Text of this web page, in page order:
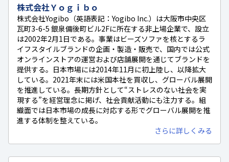
株式会社Ｙｏｇｉｂｏ
株式会社Yogibo（英語表記：Yogibo Inc.）は大阪市中央区
瓦町3-6-5 銀泉備後町ビル2Fに所在する非上場企業で、設立
は2002年2月1日である。事業はビーズソファを核とするラ
イフスタイルブランドの企画・製造・販売で、国内では公式
オンラインストアの運営および店舗展開を通じてブランドを
提供する。日本市場には2014年11月に初上陸し、以降拡大
している。2021年末には米国本社を買収し、グローバル展開
を推進している。長期方針として“ストレスのない社会を実
現する”を経営理念に掲げ、社会貢献活動にも注力する。組
織面では日本市場の成長に対応する形でグローバル展開を推
進する体制を整えている。
さらに詳しくみる